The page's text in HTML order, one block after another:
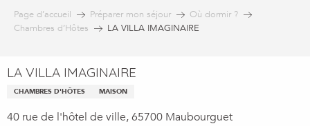
Page d’accueil Préparer mon séjour
Où dormir ?
Chambres d’Hôtes
LA VILLA IMAGINAIRE
LA VILLA IMAGINAIRE
CHAMBRES D'HÔTES MAISON
40 rue de l'hôtel de ville, 65700 Maubourguet